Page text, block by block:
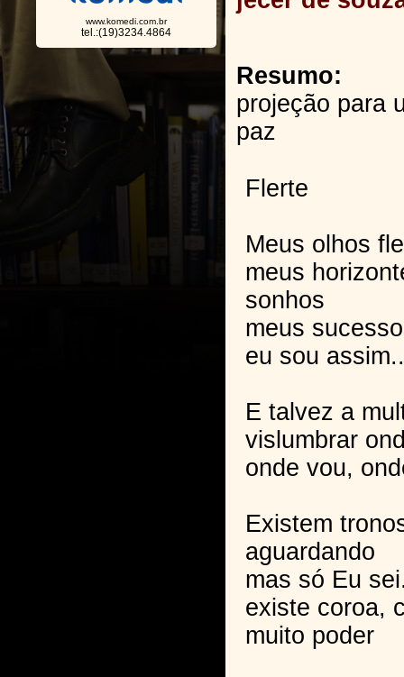
www.komedi.com.br
tel.:(19)3234.4864
Resumo:
projeção para
paz
Flerte
Meus olhos
meus
sonhos
meus
eu sou
E talvez a
vislumbrar
onde vou,
Existem
aguardando
mas só Eu
existe coroa,
muito poder